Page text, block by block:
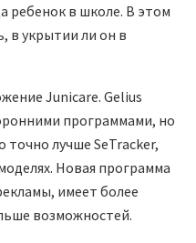
ребенок в школе. В этом
в укрытии ли он в
Junicare. Gelius
программами, но
точно лучше SeTracker,
Новая программа
имеет более
возможностей.